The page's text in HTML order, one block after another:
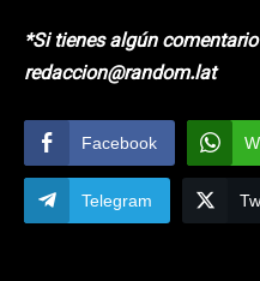
*Si tienes algún
redaccion@random.lat
Facebook
Telegram